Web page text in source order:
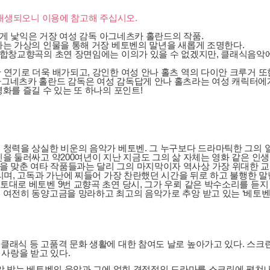
되오니 이용에 참고해 주십시오.
낯익은 거장 여성 감독 아그네츠카 홀란드의 작품.
가상의 인물을 통해 거장 베토벤의 말년을 새롭게 조명한다.
창교향곡의 초연 장면임에는 이의가 있을 수 없겠지만, 클래식음
기로 더욱 배가되고, 강인한 여성 안나 홀츠 역의 다이안 크루거
네츠카 홀란드 감독은 여성 감독답게 안나 홀츠라는 여성 캐릭터
를 즐길 수 있는 또 하나의 포인트!
력을 상실한 비운의 음악가 베토벤. 그 누구보다 드라마틱한 그
둘러싸고 약200여년이 지난 지금도 그의 삶 자체는 영화 같은 인
춘 여타 작품들과는 달리 그의 마지막이자 역사상 가장 위대한
며, 고독과 가난에 찌들어 가장 찬란했던 시간을 뒤로 하고 불행한
대로 베토벤 9번 교향곡 초연 당시, 그가 우뢰 같은 박수소리를 듣
히 동양고금을 망라하고 최고의 음악가로 추앙 받고 있는 ‘베토
래식 등 고품격 문화 생활에 대한 참여도 날로 높아가고 있다. 스
랑을 받고 있다.